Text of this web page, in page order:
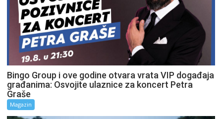
Bingo Group i ove godine otvara vrata VIP događaja
građanima: Osvojite ulaznice za koncert Petra
Graše
Magazin